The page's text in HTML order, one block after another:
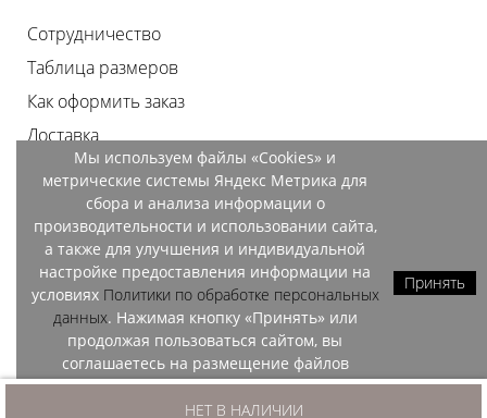
НЕТ В НАЛИЧИИ
Сотрудничество
Таблица размеров
Как оформить заказ
Доставка
Оплата
Возврат
Документы
Контакты
Магазины
Мы используем файлы «Cookies» и
метрические системы Яндекс Метрика для
сбора и анализа информации о
производительности и использовании сайта,
а также для улучшения и индивидуальной
настройке предоставления информации на
условиях Политики по обработке персональных
данных. Нажимая кнопку «Принять» или
продолжая пользоваться сайтом, вы
соглашаетесь на размещение файлов
«Cookies» и обработку данных метрических
систем Яндекс Метрика.
Принять